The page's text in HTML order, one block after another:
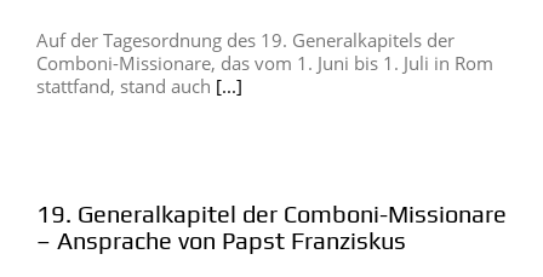
Auf der Tagesordnung des 19. Generalkapitels der
Comboni-Missionare, das vom 1. Juni bis 1. Juli in Rom
stattfand, stand auch [...]
19. Generalkapitel der Comboni-Missionare
– Ansprache von Papst Franziskus